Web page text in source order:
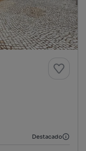
Destacado